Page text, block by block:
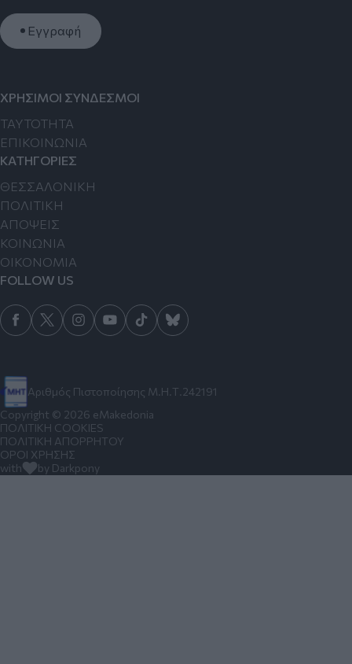
Εγγραφή
Αριθμός Πιστοποίησης Μ.Η.Τ.242191
ΧΡΗΣΙΜΟΙ ΣΥΝΔΕΣΜΟΙ
TAYTOTHTA
ΕΠΙΚΟΙΝΩΝΙΑ
ΚΑΤΗΓΟΡΙΕΣ
ΘΕΣΣΑΛΟΝΙΚΗ
ΠΟΛΙΤΙΚΗ
ΑΠΟΨΕΙΣ
ΚΟΙΝΩΝΙΑ
ΟΙΚΟΝΟΜΙΑ
FOLLOW US
Copyright © 2026 eMakedonia
ΠΟΛΙΤΙΚΗ COOKIES
ΠΟΛΙΤΙΚΗ ΑΠΟΡΡΗΤΟΥ
ΟΡΟΙ ΧΡΗΣΗΣ
with
by Darkpony